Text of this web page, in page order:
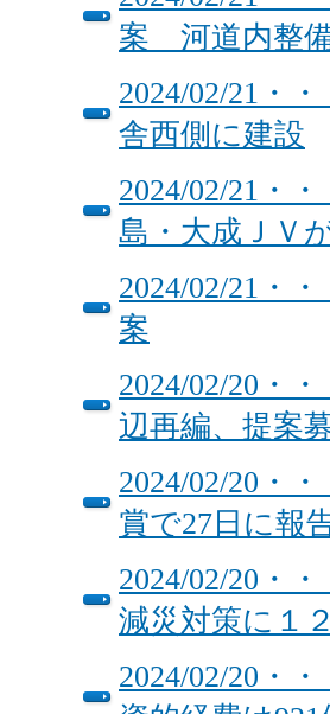
案 河道内整
2024/02/21・
舎西側に建設
2024/02/21・
島・大成ＪＶ
2024/02/21・
案
2024/02/20・
辺再編、提案
2024/02/20・
賞で27日に報
2024/02/20・
減災対策に１
2024/02/20・